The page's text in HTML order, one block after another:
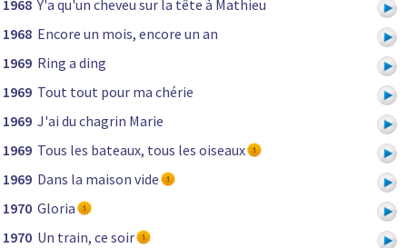
1968 Y'a qu'un cheveu sur la tête à Mathieu
1968 Encore un mois, encore un an
1969 Ring a ding
1969 Tout tout pour ma chérie
1969 J'ai du chagrin Marie
1969 Tous les bateaux, tous les oiseaux
1969 Dans la maison vide
1970 Gloria
1970 Un train, ce soir